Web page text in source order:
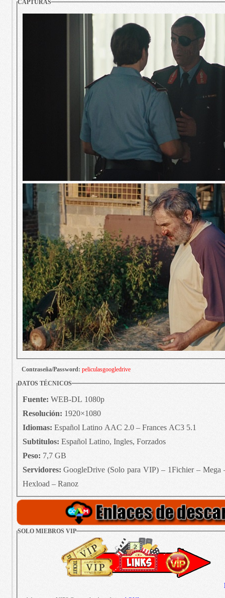
CAPTURAS
Contraseña/Password: peliculasgoogledrive
DATOS TÉCNICOS
Fuente: WEB-DL 1080p
Resolución: 1920×1080
Idiomas: Español Latino AAC 2.0 – Frances AC3 5.1
Subtitulos: Español Latino, Ingles, Forzados
Peso: 7,7 GB
Servidores: GoogleDrive (Solo para VIP) – 1Fichier – Mega
Hexload – Ranoz
SOLO MIEBROS VIP